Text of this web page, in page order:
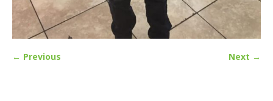
← Previous Next →